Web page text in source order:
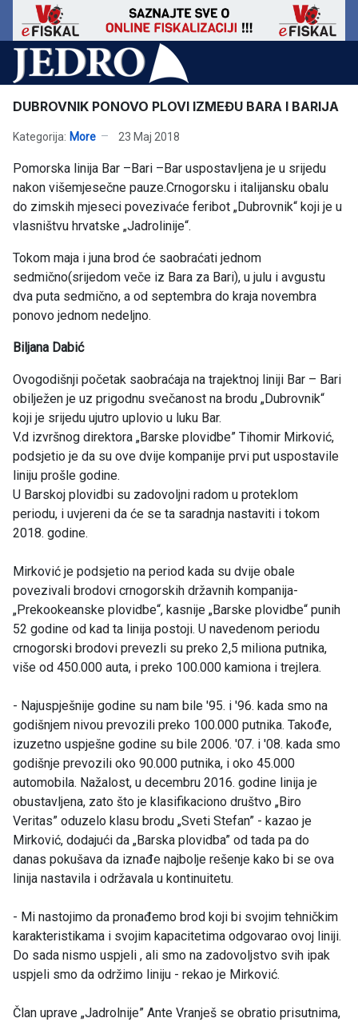
DUBROVNIK PONOVO PLOVI IZMEĐU BARA I BARIJA
Kategorija: More 23 Maj 2018
Pomorska linija Bar –Bari –Bar uspostavljena je u srijedu
nakon višemjesečne pauze.Crnogorsku i italijansku obalu
do zimskih mjeseci povezivaće feribot „Dubrovnik“ koji je u
vlasništvu hrvatske „Jadrolinije“.
Tokom maja i juna brod će saobraćati jednom
sedmično(srijedom veče iz Bara za Bari), u julu i avgustu
dva puta sedmično, a od septembra do kraja novembra
ponovo jednom nedeljno.
Biljana Dabić
Ovogodišnji početak saobraćaja na trajektnoj liniji Bar – Bari
obilježen je uz prigodnu svečanost na brodu „Dubrovnik“
koji je srijedu ujutro uplovio u luku Bar.
V.d izvršnog direktora „Barske plovidbe” Tihomir Mirković,
podsjetio je da su ove dvije kompanije prvi put uspostavile
liniju prošle godine.
U Barskoj plovidbi su zadovoljni radom u proteklom
periodu, i uvjereni da će se ta saradnja nastaviti i tokom
2018. godine.
Mirković je podsjetio na period kada su dvije obale
povezivali brodovi crnogorskih državnih kompanija-
„Prekookeanske plovidbe“, kasnije „Barske plovidbe“ punih
52 godine od kad ta linija postoji. U navedenom periodu
crnogorski brodovi prevezli su preko 2,5 miliona putnika,
više od 450.000 auta, i preko 100.000 kamiona i trejlera.
- Najuspješnije godine su nam bile '95. i '96. kada smo na
godišnjem nivou prevozili preko 100.000 putnika. Takođe,
izuzetno uspješne godine su bile 2006. '07. i '08. kada smo
godišnje prevozili oko 90.000 putnika, i oko 45.000
automobila. Nažalost, u decembru 2016. godine linija je
obustavljena, zato što je klasifikaciono društvo „Biro
Veritas” oduzelo klasu brodu „Sveti Stefan” - kazao je
Mirković, dodajući da „Barska plovidba” od tada pa do
danas pokušava da iznađe najbolje rešenje kako bi se ova
linija nastavila i održavala u kontinuitetu.
- Mi nastojimo da pronađemo brod koji bi svojim tehničkim
karakteristikama i svojim kapacitetima odgovarao ovoj liniji.
Do sada nismo uspjeli , ali smo na zadovoljstvo svih ipak
uspjeli smo da održimo liniju - rekao je Mirković.
Član uprave „Jadrolnije” Ante Vranješ se obratio prisutnima,